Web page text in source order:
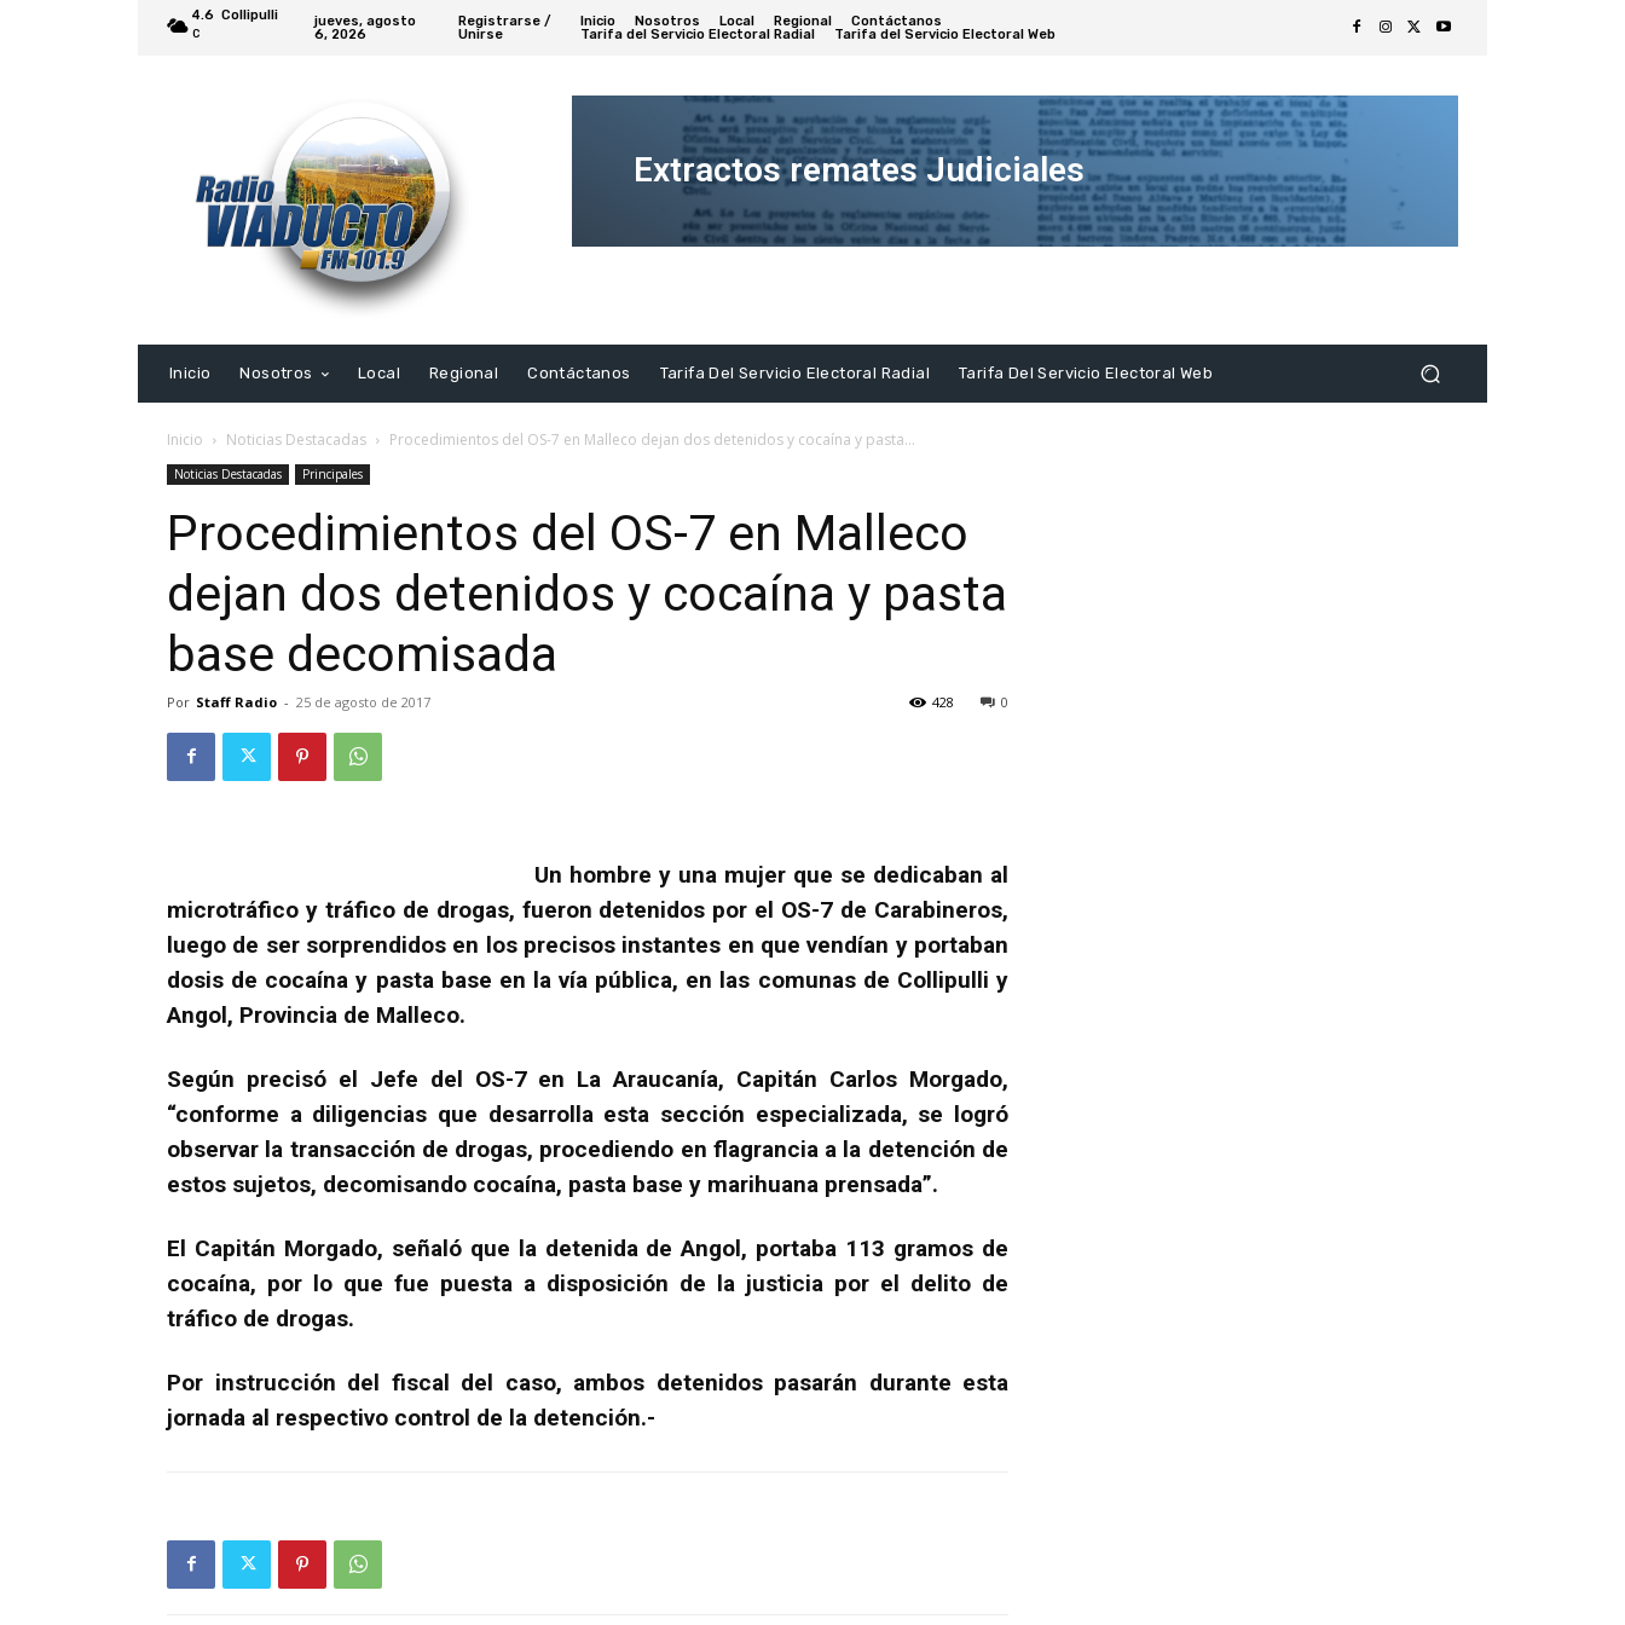
4.6
C
Collipulli
jueves, agosto
6, 2026
Registrarse /
Unirse
Inicio Nosotros Local Regional
Contáctanos
Tarifa del Servicio Electoral Radial
Tarifa del Servicio Electoral Web
Extractos remates Judiciales
Extracto
Inicio
Nosotros Local Regional Contáctanos Tarifa Del Servicio Electoral Radial Tarifa Del Servicio Electoral Web
Inicio Noticias Destacadas Procedimientos del OS-7 en Malleco dejan dos detenidos y cocaína y pasta...
Noticias Destacadas Principales
Procedimientos del OS-7 en Malleco
dejan dos detenidos y cocaína y pasta
base decomisada
Por Staff Radio - 25 de agosto de 2017 0
428
Un hombre y una mujer que se dedicaban al
microtráfico y tráfico de drogas, fueron detenidos por el OS-7 de Carabineros,
luego de ser sorprendidos en los precisos instantes en que vendían y portaban
dosis de cocaína y pasta base en la vía pública, en las comunas de Collipulli y
Angol, Provincia de Malleco.
Según precisó el Jefe del OS-7 en La Araucanía, Capitán Carlos Morgado,
“conforme a diligencias que desarrolla esta sección especializada, se logró
observar la transacción de drogas, procediendo en flagrancia a la detención de
estos sujetos, decomisando cocaína, pasta base y marihuana prensada”.
El Capitán Morgado, señaló que la detenida de Angol, portaba 113 gramos de
cocaína, por lo que fue puesta a disposición de la justicia por el delito de
tráfico de drogas.
Por instrucción del fiscal del caso, ambos detenidos pasarán durante esta
jornada al respectivo control de la detención.-